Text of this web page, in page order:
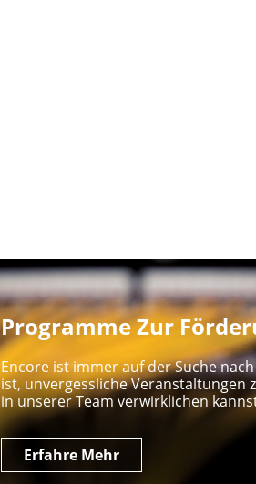
Programme Zur
Encore ist immer auf der Suche
ist, unvergessliche Veranstaltungen
in unserer Team verwirklichen
Erfahre Mehr